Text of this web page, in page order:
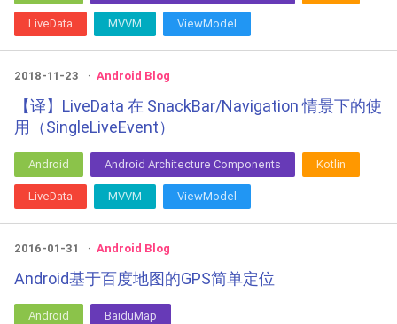
LiveData MVVM ViewModel
2018-11-23 Android Blog
【译】LiveData 在 SnackBar/Navigation 情景下的使
用（SingleLiveEvent）
Android Android Architecture Components Kotlin
LiveData MVVM ViewModel
2016-01-31 Android Blog
Android基于百度地图的GPS简单定位
Android BaiduMap